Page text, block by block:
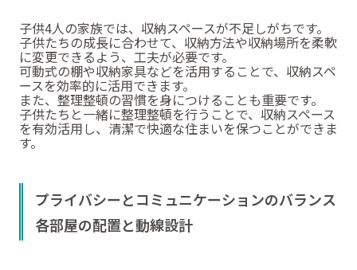
子供4人の家族では、収納スペースが不足しがちです。
子供たちの成長に合わせて、収納方法や収納場所を柔軟
に変更できるよう、工夫が必要です。
可動式の棚や収納家具などを活用することで、収納スペ
ースを効率的に活用できます。
また、整理整頓の習慣を身につけることも重要です。
子供たちと一緒に整理整頓を行うことで、収納スペース
を有効活用し、清潔で快適な住まいを保つことができま
す。
プライバシーとコミュニケーションのバランス
各部屋の配置と動線設計